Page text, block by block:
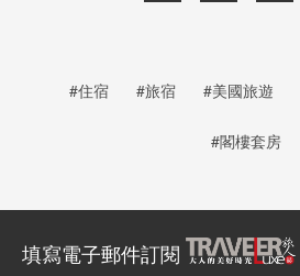
#住宿 #旅宿 #美國旅遊
#閣樓套房
填寫電子郵件訂閱